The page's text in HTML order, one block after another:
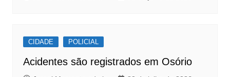
CIDADE POLICIAL
Acidentes são registrados em Osório